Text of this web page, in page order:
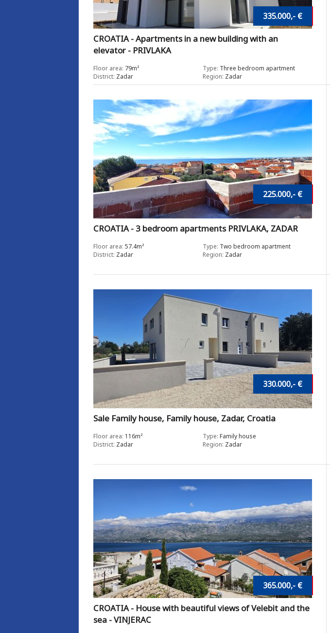
CROATIA - Apartments in a new building with an
elevator - PRIVLAKA
335.000,- €
Floor area: 79m² Type: Three bedroom apartment
District: Zadar Region: Zadar
CROATIA - 3 bedroom apartments PRIVLAKA, ZADAR
225.000,- €
Floor area: 57.4m² Type: Two bedroom apartment
District: Zadar Region: Zadar
Sale Family house, Family house, Zadar, Croatia
330.000,- €
Floor area: 116m² Type: Family house
District: Zadar Region: Zadar
CROATIA - House with beautiful views of Velebit and the
sea - VINJERAC
365.000,- €